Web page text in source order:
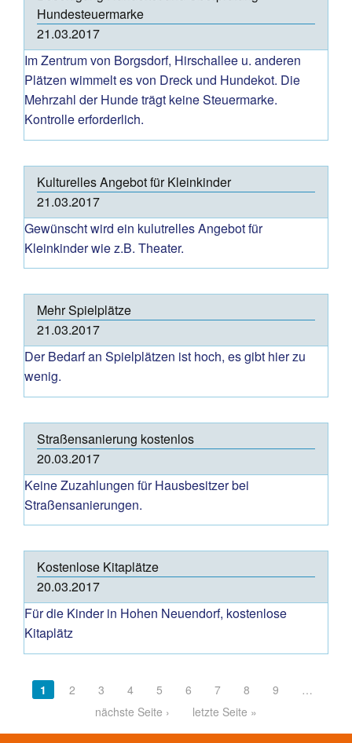
Hundesteuermarke
21.03.2017
Im Zentrum von Borgsdorf, Hirschallee u. anderen
Plätzen wimmelt es von Dreck und Hundekot. Die
Mehrzahl der Hunde trägt keine Steuermarke.
Kontrolle erforderlich.
Kulturelles Angebot für Kleinkinder
21.03.2017
Gewünscht wird ein kulutrelles Angebot für
Kleinkinder wie z.B. Theater.
Mehr Spielplätze
21.03.2017
Der Bedarf an Spielplätzen ist hoch, es gibt hier zu
wenig.
Straßensanierung kostenlos
20.03.2017
Keine Zuzahlungen für Hausbesitzer bei
Straßensanierungen.
Kostenlose Kitaplätze
20.03.2017
Für die Kinder in Hohen Neuendorf, kostenlose
Kitaplätz
Pages
1 2 3 4 5 6 7 8 9
…
nächste Seite ›
letzte Seite »